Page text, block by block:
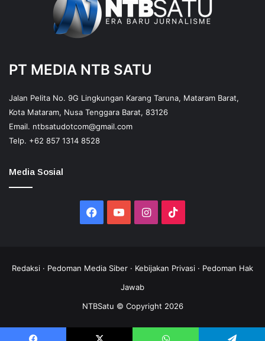
PT MEDIA NTB SATU
Jalan Pelita No. 9G Lingkungan Karang Taruna, Mataram Barat,
Kota Mataram, Nusa Tenggara Barat, 83126
Email. ntbsatudotcom@gmail.com
Telp. +62 857 1314 8528
Media Sosial
Facebook
YouTubeInstagram
Redaksi · Pedoman Media Siber · Kebijakan Privasi · Pedoman Hak
Jawab
NTBSatu © Copyright 2026